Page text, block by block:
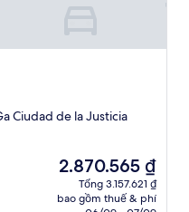
Ciudad de la Justicia
Giá
hiện
tại
2.870.565 ₫
Tổng 3.157.621 ₫
bao gồm thuế & phí